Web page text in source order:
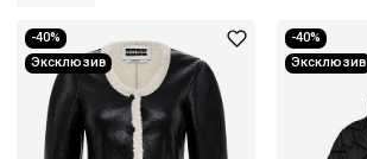
-40%
Эксклюзив
-40%
Эксклюзив